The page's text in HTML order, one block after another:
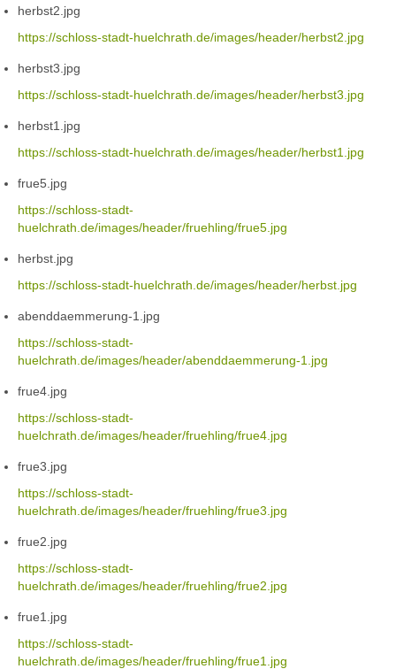
herbst2.jpg
https://schloss-stadt-huelchrath.de/images/header/herbst2.jpg
herbst3.jpg
https://schloss-stadt-huelchrath.de/images/header/herbst3.jpg
herbst1.jpg
https://schloss-stadt-huelchrath.de/images/header/herbst1.jpg
frue5.jpg
https://schloss-stadt-
huelchrath.de/images/header/fruehling/frue5.jpg
herbst.jpg
https://schloss-stadt-huelchrath.de/images/header/herbst.jpg
abenddaemmerung-1.jpg
https://schloss-stadt-
huelchrath.de/images/header/abenddaemmerung-1.jpg
frue4.jpg
https://schloss-stadt-
huelchrath.de/images/header/fruehling/frue4.jpg
frue3.jpg
https://schloss-stadt-
huelchrath.de/images/header/fruehling/frue3.jpg
frue2.jpg
https://schloss-stadt-
huelchrath.de/images/header/fruehling/frue2.jpg
frue1.jpg
https://schloss-stadt-
huelchrath.de/images/header/fruehling/frue1.jpg